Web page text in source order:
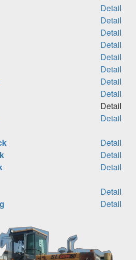
Detail
Detail
Detail
Detail
Detail
Detail
Detail
Detail
Detail
Detail
Detail
Detail
Detail
Detail
Detail